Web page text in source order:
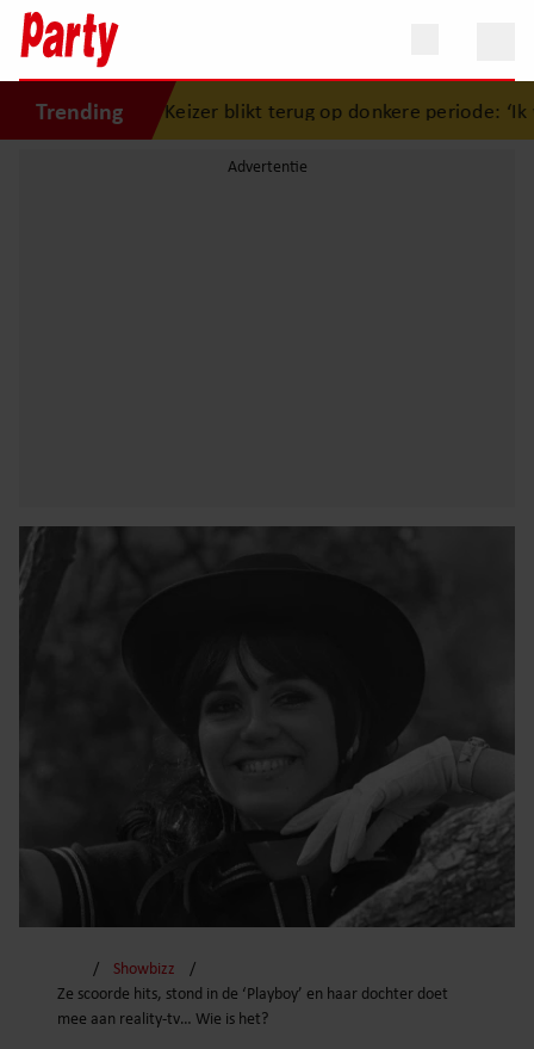
Trending
Keizer blikt terug op donkere periode: ‘Ik was een
Showbizz
Ze scoorde hits, stond in de ‘Playboy’ en haar dochter doet
mee aan reality-tv… Wie is het?